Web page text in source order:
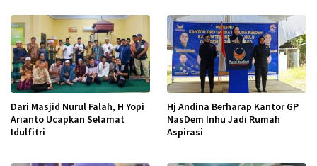
Dari Masjid Nurul Falah, H Yopi
Arianto Ucapkan Selamat
Idulfitri
Hj Andina Berharap Kantor GP
NasDem Inhu Jadi Rumah
Aspirasi